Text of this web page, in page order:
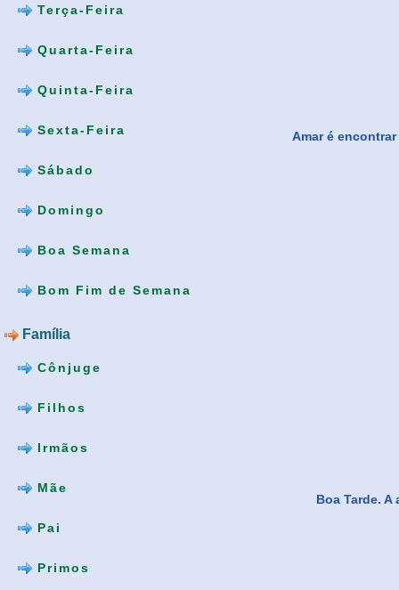
Terça-Feira
Quarta-Feira
Quinta-Feira
Sexta-Feira
Sábado
Domingo
Boa Semana
Bom Fim de Semana
Família
Cônjuge
Filhos
Irmãos
Mãe
Pai
Primos
Amar é
Boa Tarde.